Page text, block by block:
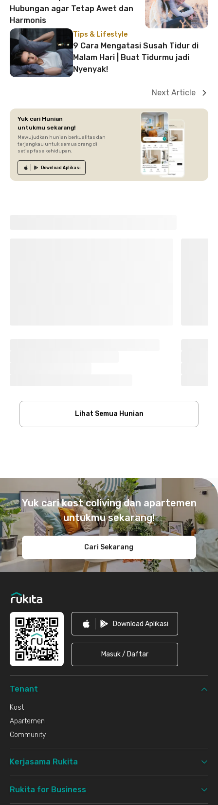
Hubungan agar Tetap Awet dan
Harmonis
Tips & Lifestyle
9 Cara Mengatasi Susah Tidur di
Malam Hari | Buat Tidurmu jadi
Nyenyak!
Next Article
Yuk cari Hunian
untukmu sekarang!
Mewujudkan hunian berkualitas dan
terjangkau untuk semua orang di
setiap fase kehidupan.
Download Aplikasi
Lihat Semua Hunian
Yuk cari kost coliving dan apartemen
untukmu sekarang!
Cari Sekarang
Download Aplikasi
Masuk / Daftar
Tenant
Kost
Apartemen
Community
Kerjasama Rukita
Rukita for Business